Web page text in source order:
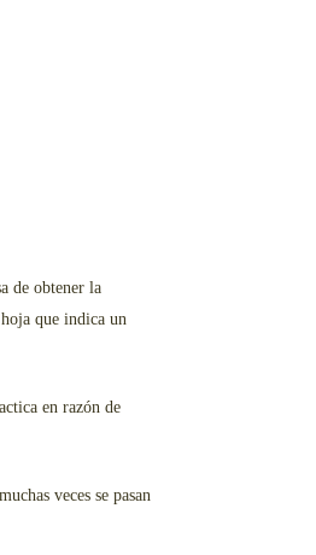
de obtener la
que indica un
en razón de
veces se pasan